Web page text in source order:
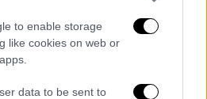
to enable storage
like cookies on web or
data to be sent to